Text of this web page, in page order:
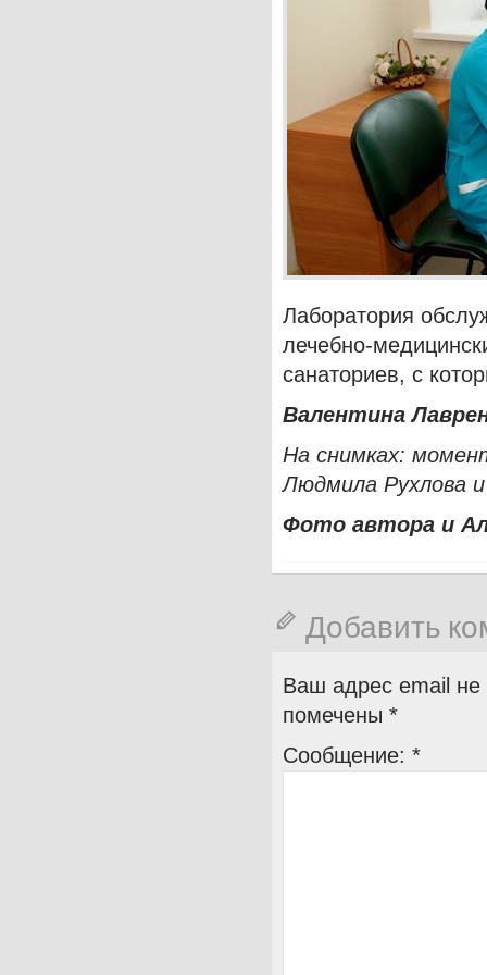
Лаборатория
лечебно-
санаториев, с
Валентина
На снимках:
Людмила Рухлова
Фото автора и
Добавить
Ваш адрес email не
помечены *
Сообщение: *